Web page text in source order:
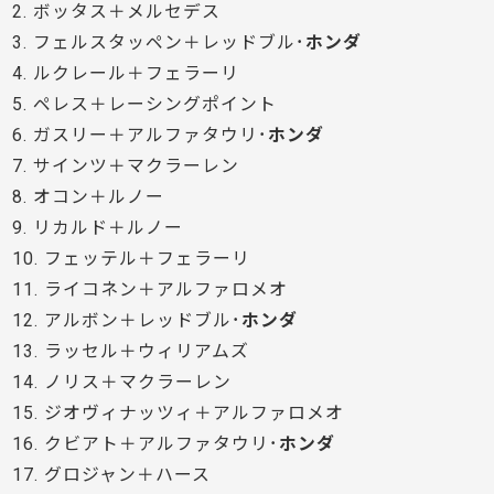
2. ボッタス＋メルセデス
3. フェルスタッペン＋レッドブル･ ホンダ
4. ルクレール＋フェラーリ
5. ペレス＋レーシングポイント
6. ガスリー＋アルファタウリ･ ホンダ
7. サインツ＋マクラーレン
8. オコン＋ルノー
9. リカルド＋ルノー
10. フェッテル＋フェラーリ
11. ライコネン＋アルファロメオ
12. アルボン＋レッドブル･ ホンダ
13. ラッセル＋ウィリアムズ
14. ノリス＋マクラーレン
15. ジオヴィナッツィ＋アルファロメオ
16. クビアト＋アルファタウリ･ ホンダ
17. グロジャン＋ハース